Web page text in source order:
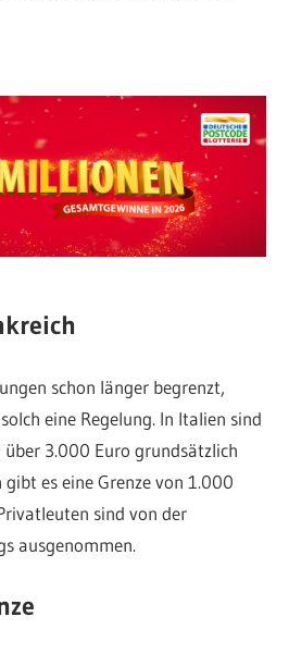
schon länger begrenzt,
eine Regelung. In Italien sind
3.000 Euro grundsätzlich
es eine Grenze von 1.000
sind von der
ausgenommen.